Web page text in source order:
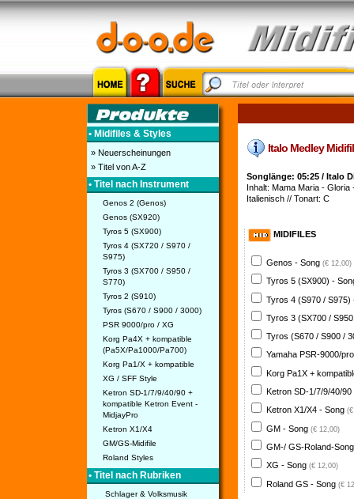
• Midifiles & Styles
» Neuerscheinungen
» Titel von A-Z
• Titel nach Instrument
Genos 2 (Genos)
Genos (SX920)
Tyros 5 (SX900)
Tyros 4 (SX720 / S970 /
S975)
Tyros 3 (SX700 / S950 /
S770)
Tyros 2 (S910)
Tyros (S670 / S900 / 3000)
PSR 9000/pro / XG
Korg Pa4X + kompatible
(Pa5X/Pa1000/Pa700)
Korg Pa1/X + kompatible
XG / SFF Style
Ketron SD-1/7/9/40/90 +
kompatible Ketron Event -
MidjayPro
Ketron X1/X4
GM/GS-Midifile
Roland Styles
• Titel nach Rubriken
Schlager & Volksmusik
Italo Medley
Songlänge: 05:25 / Italo
Inhalt: Mama Maria -
Italienisch // Tonart: C
MIDIFILES
Genos - Song (€ 12,00)
Tyros 5 (SX900) -
Tyros 4 (S970 /
Tyros 3 (SX700 /
Tyros (S670 / S900 /
Yamaha PSR-9000/
Korg Pa1X +
Ketron SD-1/7/9/40/
Ketron X1/X4 - Song
GM - Song (€ 12,00)
GM-/ GS-Roland-
XG - Song (€ 12,00)
Roland GS - Song (€